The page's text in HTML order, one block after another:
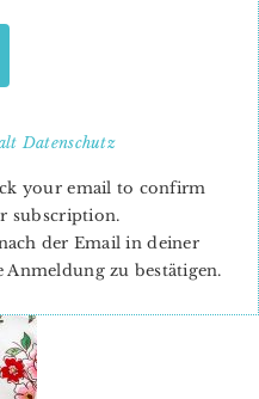
BLOG TOUR –
OF CLOVER &
Datenschutz
your email to confirm
subscription.
der Email in deiner
zu bestätigen.